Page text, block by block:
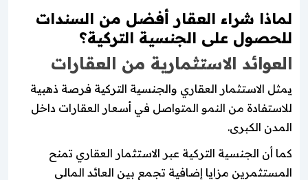
لماذا شراء العقار أفضل من السندات
للحصول على الجنسية التركية؟
العوائد الاستثمارية من العقارات
يمثل الاستثمار العقاري والجنسية التركية فرصة ذهبية
للاستفادة من النمو المتواصل في أسعار العقارات داخل
المدن الكبرى.
كما أن الجنسية التركية عبر الاستثمار العقاري تمنح
المستثمرين مزايا إضافية تجمع بين العائد المالي